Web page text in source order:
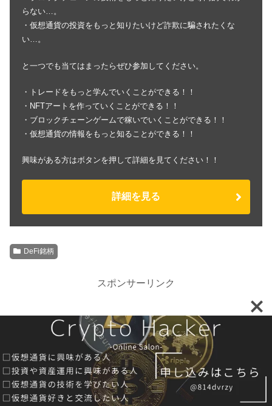
らない…。
・仮想通貨の投資をもっと知りたいけど詐欺に騙されたくな
い…。
と一つでも当てはまったらぜひ参加してください。
・トレードをもっと学んでいくことができる！！
・NFTアートを作っていくことができる！！
・ブロックチェーンゲームで稼いでいくことができる！！
・仮想通貨の情報をもっと知ることができる！！
興味がある方はボタンを押して詳細を見てください！！
詳細を見る
DeFi銘柄
スポンサーリンク